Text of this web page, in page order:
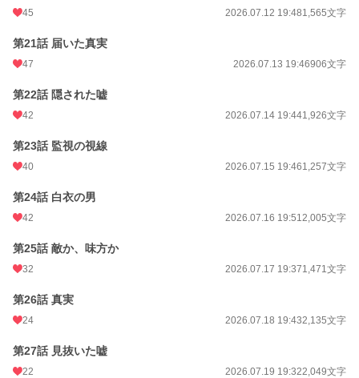
45 2026.07.12 19:481,565文字
第21話 届いた真実
47 2026.07.13 19:46906文字
第22話 隠された嘘
42 2026.07.14 19:441,926文字
第23話 監視の視線
40 2026.07.15 19:461,257文字
第24話 白衣の男
42 2026.07.16 19:512,005文字
第25話 敵か、味方か
32 2026.07.17 19:371,471文字
第26話 真実
24 2026.07.18 19:432,135文字
第27話 見抜いた嘘
22 2026.07.19 19:322,049文字